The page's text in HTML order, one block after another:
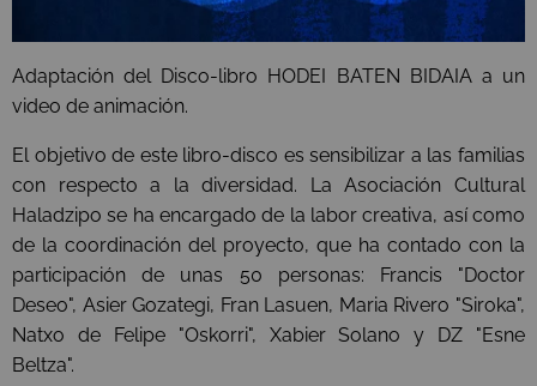
Adaptación del Disco-libro HODEI BATEN BIDAIA a un
video de animación.
El objetivo de este libro-disco es sensibilizar a las familias
con respecto a la diversidad. La Asociación Cultural
Haladzipo se ha encargado de la labor creativa, así como
de la coordinación del proyecto, que ha contado con la
participación de unas 50 personas: Francis "Doctor
Deseo", Asier Gozategi, Fran Lasuen, Maria Rivero "Siroka",
Natxo de Felipe "Oskorri", Xabier Solano y DZ "Esne
Beltza".